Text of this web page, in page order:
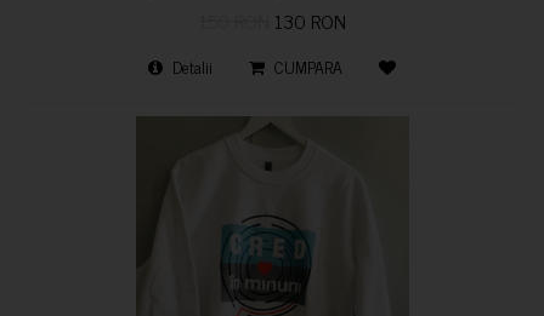
130 RON
Detalii CUMPARA